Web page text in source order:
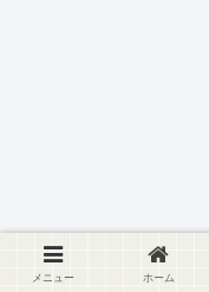
メニュー ホーム